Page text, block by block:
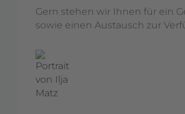
Gern stehen wir Ihnen für ein
sowie einen Austausch zur